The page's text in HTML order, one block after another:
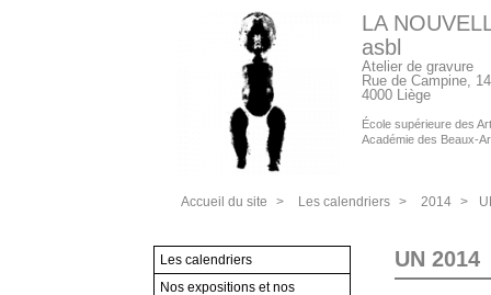
LA
asbl
Atelier de gravure
Rue de Campine, 14
4000 Liège
École supérieure des
Académie des Beaux-
Accueil du site > Les calendriers > 2014 >
UN 2014
Les calendriers
Nos expositions et nos